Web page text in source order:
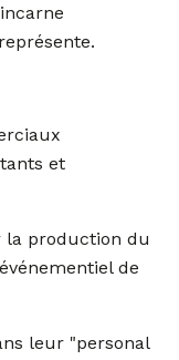
et
la production du
de
leur "personal